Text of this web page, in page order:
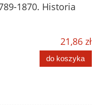
1870. Historia
21,86 zł
do koszyka